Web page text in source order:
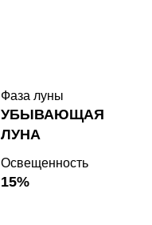
Фаза луны
УБЫВАЮЩАЯ
ЛУНА
Освещенность
15%